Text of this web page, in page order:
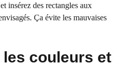
insérez des rectangles aux
Ça évite les mauvaises
couleurs et